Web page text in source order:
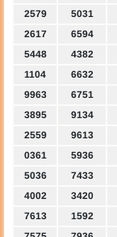
2579
5031
2617
6594
5448
4382
1104
6632
9963
6751
3895
9134
2559
9613
0361
5936
5036
7433
4002
3420
7613
1592